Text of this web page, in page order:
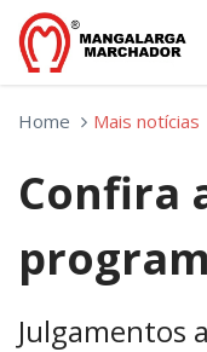
Home Mais notícias
Confira
Julgamentos